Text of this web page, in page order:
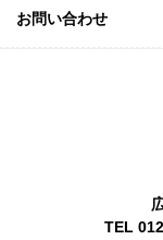
お問い合わせ
TEL